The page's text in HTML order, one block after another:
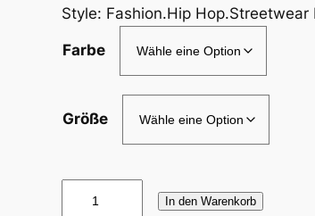
Style: Fashion.Hip
Farbe
Größe
In den Warenkorb